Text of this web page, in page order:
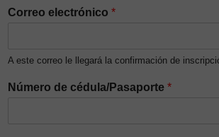
Correo electrónico *
A este correo le llegará la confirmación de
Número de cédula/Pasaporte *